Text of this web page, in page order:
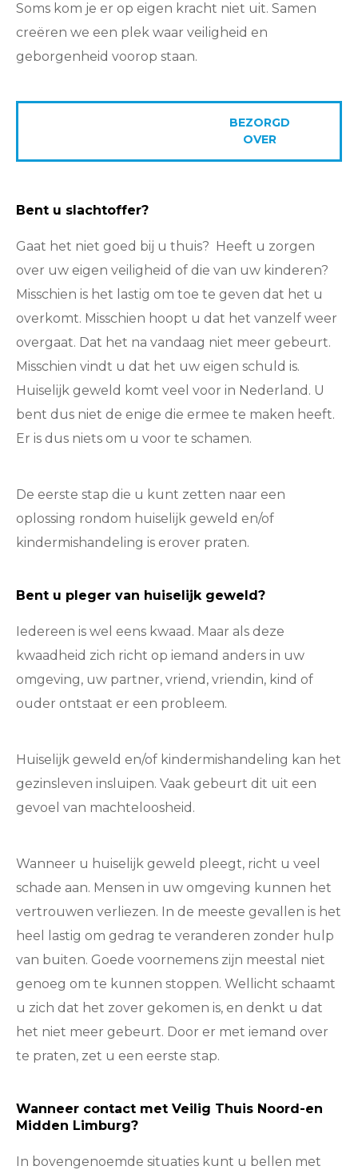
Soms kom je er op eigen kracht niet uit. Samen
creëren we een plek waar veiligheid en
geborgenheid voorop staan.
BEZORGD
OVER
Bent u slachtoffer?
Gaat het niet goed bij u thuis? Heeft u zorgen
over uw eigen veiligheid of die van uw kinderen?
Misschien is het lastig om toe te geven dat het u
overkomt. Misschien hoopt u dat het vanzelf weer
overgaat. Dat het na vandaag niet meer gebeurt.
Misschien vindt u dat het uw eigen schuld is.
Huiselijk geweld komt veel voor in Nederland. U
bent dus niet de enige die ermee te maken heeft.
Er is dus niets om u voor te schamen.
De eerste stap die u kunt zetten naar een
oplossing rondom huiselijk geweld en/of
kindermishandeling is erover praten.
Bent u pleger van huiselijk geweld?
Iedereen is wel eens kwaad. Maar als deze
kwaadheid zich richt op iemand anders in uw
omgeving, uw partner, vriend, vriendin, kind of
ouder ontstaat er een probleem.
Huiselijk geweld en/of kindermishandeling kan het
gezinsleven insluipen. Vaak gebeurt dit uit een
gevoel van machteloosheid.
Wanneer u huiselijk geweld pleegt, richt u veel
schade aan. Mensen in uw omgeving kunnen het
vertrouwen verliezen. In de meeste gevallen is het
heel lastig om gedrag te veranderen zonder hulp
van buiten. Goede voornemens zijn meestal niet
genoeg om te kunnen stoppen. Wellicht schaamt
u zich dat het zover gekomen is, en denkt u dat
het niet meer gebeurt. Door er met iemand over
te praten, zet u een eerste stap.
Wanneer contact met Veilig Thuis Noord-en
Midden Limburg?
In bovengenoemde situaties kunt u bellen met